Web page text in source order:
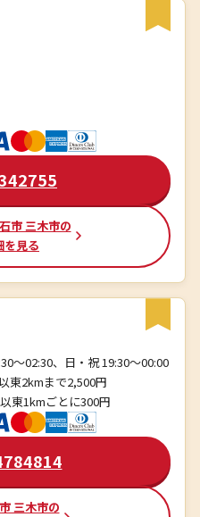
市 三木市の
を見る
〜02:30、日・祝 19:30〜00:00
東2kmまで2,500円
東1kmごとに300円
三木市の